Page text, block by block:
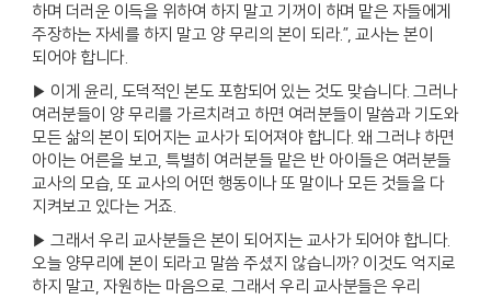
하며 더러운 이득을 위하여 하지 말고 기꺼이 하며 맡은 자들에게
주장하는 자세를 하지 말고 양 무리의 본이 되라.”, 교사는 본이
되어야 합니다.
▶ 이게 윤리, 도덕적인 본도 포함되어 있는 것도 맞습니다. 그러나
여러분들이 양 무리를 가르치려고 하면 여러분들이 말씀과 기도와
모든 삶의 본이 되어지는 교사가 되어져야 합니다. 왜 그러냐 하면
아이는 어른을 보고, 특별히 여러분들 맡은 반 아이들은 여러분들
교사의 모습, 또 교사의 어떤 행동이나 또 말이나 모든 것들을 다
지켜보고 있다는 거죠.
▶ 그래서 우리 교사분들은 본이 되어지는 교사가 되어야 합니다.
오늘 양무리에 본이 되라고 말씀 주셨지 않습니까? 이것도 억지로
하지 말고, 자원하는 마음으로. 그래서 우리 교사분들은 우리